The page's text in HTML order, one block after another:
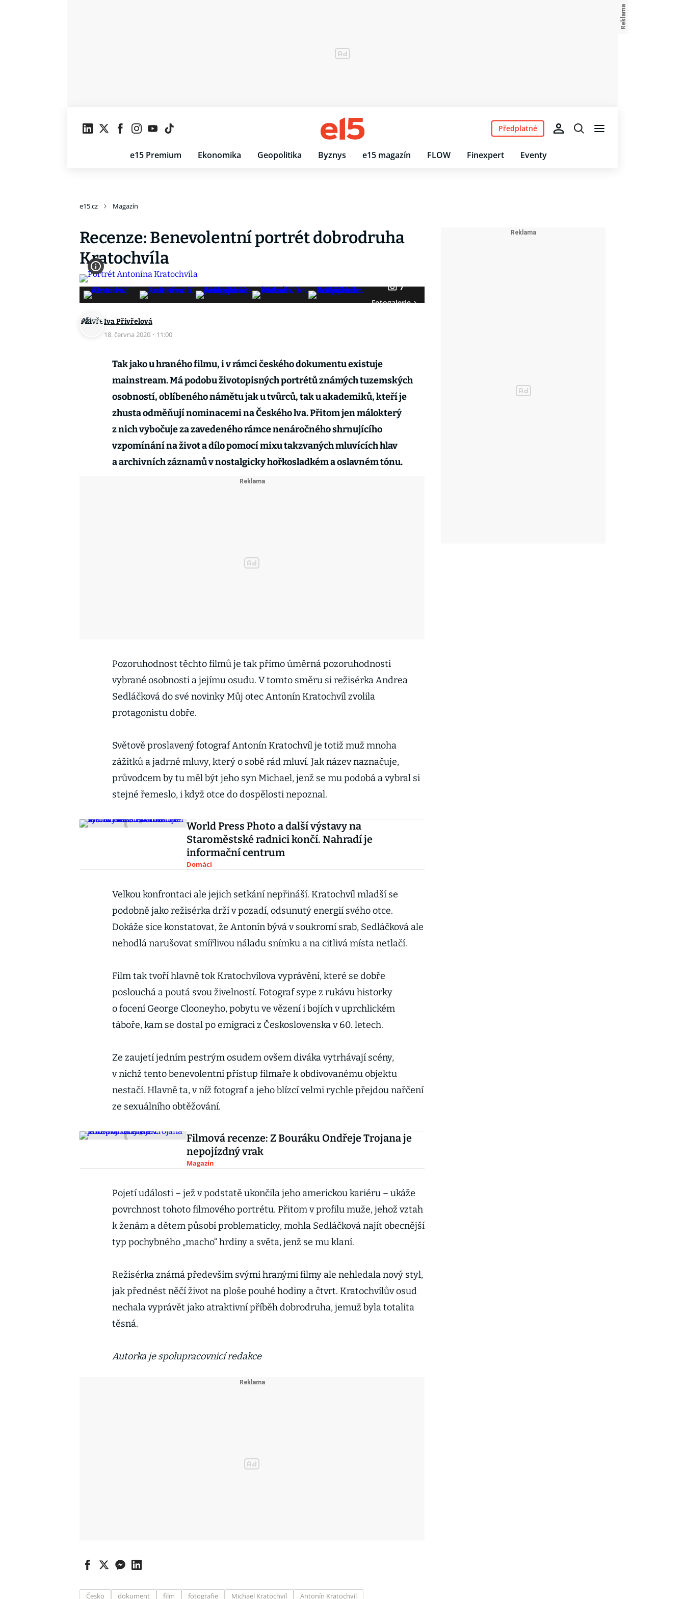
e15 Premium Ekonomika Geopolitika Byznys e15 magazín FLOW Finexpert Eventy
Předplatné
e15.cz Magazín
Recenze: Benevolentní portrét dobrodruha
Kratochvíla
7
Fotogalerie
Iva Přivřelová
18. června 2020 · 11:00
Tak jako u hraného filmu, i v rámci českého dokumentu existuje
mainstream. Má podobu životopisných portrétů známých tuzemských
osobností, oblíbeného námětu jak u tvůrců, tak u akademiků, kteří je
zhusta odměňují nominacemi na Českého lva. Přitom jen málokterý
z nich vybočuje za zavedeného rámce nenáročného shrnujícího
vzpomínání na život a dílo pomocí mixu takzvaných mluvících hlav
a archivních záznamů v nostalgicky hořkosladkém a oslavném tónu.
Pozoruhodnost těchto filmů je tak přímo úměrná pozoruhodnosti
vybrané osobnosti a jejímu osudu. V tomto směru si režisérka Andrea
Sedláčková do své novinky Můj otec Antonín Kratochvíl zvolila
protagonistu dobře.
Světově proslavený fotograf Antonín Kratochvíl je totiž muž mnoha
zážitků a jadrné mluvy, který o sobě rád mluví. Jak název naznačuje,
průvodcem by tu měl být jeho syn Michael, jenž se mu podobá a vybral si
stejné řemeslo, i když otce do dospělosti nepoznal.
World Press Photo a další výstavy na
Staroměstské radnici končí. Nahradí je
informační centrum
Domácí
Velkou konfrontaci ale jejich setkání nepřináší. Kratochvíl mladší se
podobně jako režisérka drží v pozadí, odsunutý energií svého otce.
Dokáže sice konstatovat, že Antonín bývá v soukromí srab, Sedláčková ale
nehodlá narušovat smířlivou náladu snímku a na citlivá místa netlačí.
Film tak tvoří hlavně tok Kratochvílova vyprávění, které se dobře
poslouchá a poutá svou živelností. Fotograf sype z rukávu historky
o focení George Clooneyho, pobytu ve vězení i bojích v uprchlickém
táboře, kam se dostal po emigraci z Československa v 60. letech.
Ze zaujetí jedním pestrým osudem ovšem diváka vytrhávají scény,
v nichž tento benevolentní přístup filmaře k obdivovanému objektu
nestačí. Hlavně ta, v níž fotograf a jeho blízcí velmi rychle přejdou nařčení
ze sexuálního obtěžování.
Filmová recenze: Z Bouráku Ondřeje Trojana je
nepojízdný vrak
Magazín
Pojetí události – jež v podstatě ukončila jeho americkou kariéru – ukáže
povrchnost tohoto filmového portrétu. Přitom v profilu muže, jehož vztah
k ženám a dětem působí problematicky, mohla Sedláčková najít obecnější
typ pochybného „macho“ hrdiny a světa, jenž se mu klaní.
Režisérka známá především svými hranými filmy ale nehledala nový styl,
jak přednést něčí život na ploše pouhé hodiny a čtvrt. Kratochvílův osud
nechala vyprávět jako atraktivní příběh dobrodruha, jemuž byla totalita
těsná.
Autorka je spolupracovnicí redakce
Česko dokument film fotografie Michael Kratochvíl
Antonín Kratochvíl